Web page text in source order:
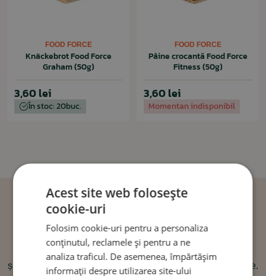
FOOD FORCE
Knäckebrot Food Force
Graham (50g)
3,60 lei
În stoc: 20buc.
FOOD FORCE
Pâine crocantă Food Force
Fitness (50g)
3,60 lei
Momentan indisponibil
Newsletter:Obțineți un cod de
reducere de 6%
și, în același timp, nu veți pierde nicio reducere sau noutate.
Acest site web folosește
cookie-uri
Folosim cookie-uri pentru a personaliza
conținutul, reclamele și pentru a ne
analiza traficul. De asemenea, împărtășim
informații despre utilizarea site-ului